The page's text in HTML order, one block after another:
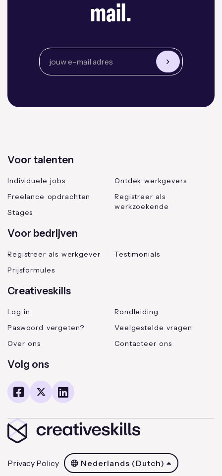
mail.
Voor talenten
Individuele jobs
Freelance opdrachten
Stages
Ontdek werkgevers
Registreer als
werkzoekende
Voor bedrijven
Registreer als werkgever
Prijsformules
Testimonials
Creativeskills
Log in
Paswoord vergeten?
Over ons
Rondleiding
Veelgestelde vragen
Contacteer ons
Volg ons
Privacy Policy Nederlands (Dutch)